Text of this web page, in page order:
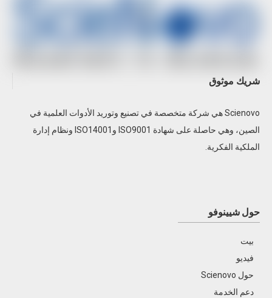
شريك موثوق
Scienovo هي شركة متخصصة في تصنيع وتوريد الأدوات العلمية في
الصين، وهي حاصلة على شهادة ISO9001 وISO14001 ونظام إدارة
الملكية الفكرية.
حول شيينوفو
بيت
فيديو
حول Scienovo
دعم الخدمة